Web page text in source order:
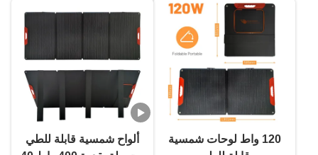
120 واط لوحات شمسية
ألواح شمسية قابلة للطي